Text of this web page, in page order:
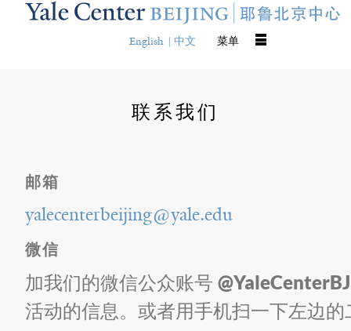
English 中文 菜单
联系我们
邮箱
yalecenterbeijing@yale.edu
微信
加我们的微信公众账号 @YaleCenterBJ
活动的信息。或者用手机扫一下左边